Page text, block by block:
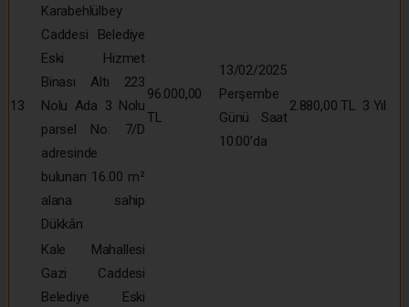
13
Karabehlülbey
Caddesi Belediye
Eski Hizmet
Binası Altı 223
Nolu Ada 3 Nolu
parsel No: 7/D
adresinde
bulunan 16.00 m²
alana sahip
Dükkân
96.000,00
TL
13/02/2025
Perşembe
Günü Saat
10:00’da
2.880,00 TL 3 Yıl
Kale Mahallesi
Gazi Caddesi
Belediye Eski